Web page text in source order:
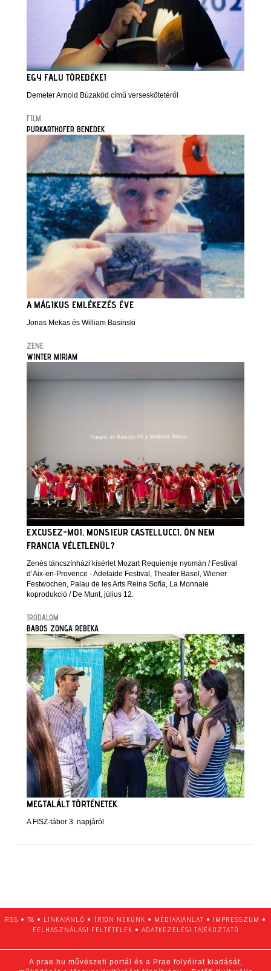
EGY FALU TÖREDÉKEI
Demeter Arnold Búzaköd című verseskötetéről
FILM
PURKARTHOFER BENEDEK
A MÁGIKUS EMLÉKEZÉS ÉVE
Jonas Mekas és William Basinski
ZENE
WINTER MIRJAM
EXCUSEZ-MOI, MONSIEUR CASTELLUCCI, ÖN NEM
FRANCIA VÉLETLENÜL?
Zenés táncszínházi kísérlet Mozart Requiemje nyomán / Festival
d’Aix-en-Provence - Adelaide Festival, Theater Basel, Wiener
Festwochen, Palau de les Arts Reina Sofía, La Monnaie
koprodukció / De Munt, július 12.
IRODALOM
BABOS ZONGA REBEKA
MEGTALÁLT TÖRTÉNETEK
A FISZ-tábor 3. napjáról
RSS • 1% • LINKAJÁNLÓ • ÍRJON NEKÜNK • MÉDIAAJÁNLAT • IMPRESSZUM •
FELHASZNÁLÁSI FELTÉTELEK • ADATKEZELÉSI TÁJÉKOZTATÓ
A prae.hu művészeti portál és a Prae folyóirat kiadását,